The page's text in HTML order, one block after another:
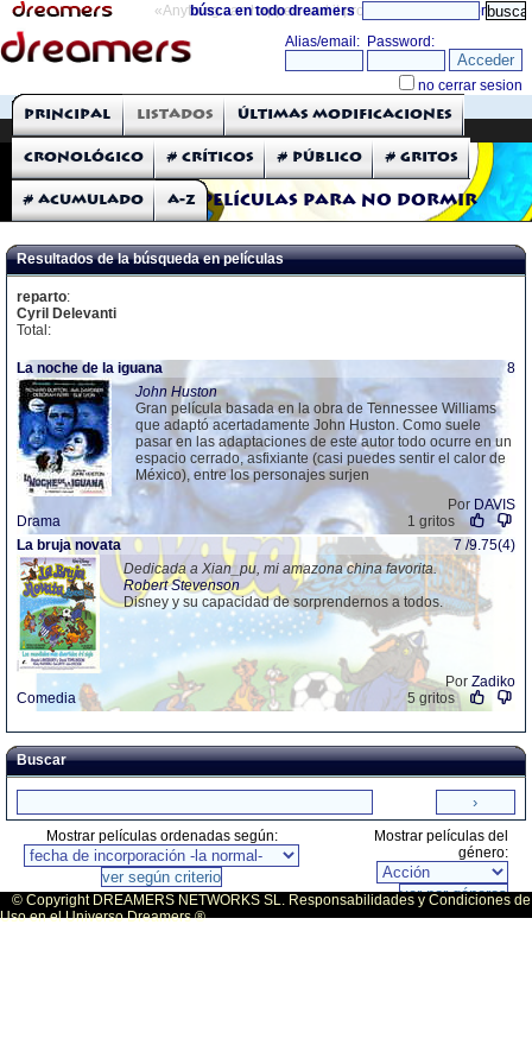
«Anything can happen and it probably will» directorio
búsca en todo dreamers
THE DREAMERS
Críticas: Películas
Películas para no dormir
Principal Listados Últimas modificaciones
Cronológico # Críticos # Público # Gritos
# Acumulado A-Z
Resultados de la búsqueda en películas
reparto:
Cyril Delevanti
Total:
La noche de la iguana
8
John Huston
Gran película basada en la obra de Tennessee Williams
que adaptó acertadamente John Huston. Como suele
pasar en las adaptaciones de este autor todo ocurre en un
espacio cerrado, asfixiante (casi puedes sentir el calor de
México), entre los personajes surjen
Por DAVIS
Drama
1 gritos
La bruja novata
7 /9.75(4)
Dedicada a Xian_pu, mi amazona china favorita.
Robert Stevenson
Disney y su capacidad de sorprendernos a todos.
Por Zadiko
Comedia
5 gritos
Buscar
Mostrar películas ordenadas según:
Mostrar películas del
género:
© Copyright DREAMERS NETWORKS SL. Responsabilidades y Condiciones de
Uso en el Universo Dreamers ®